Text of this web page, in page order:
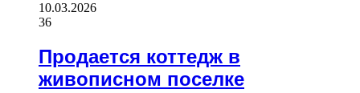
10.03.2026
36
Продается коттедж в
живописном поселке